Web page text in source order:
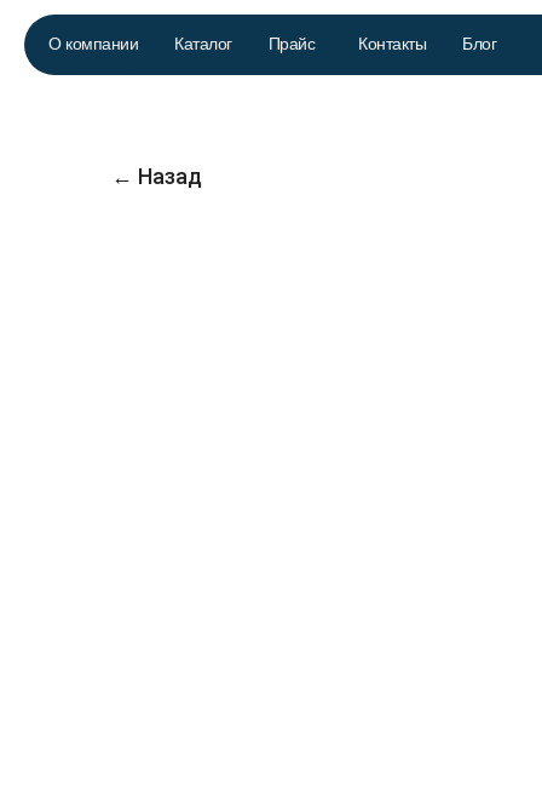
О компании Каталог Прайс Контакты Блог
← Назад